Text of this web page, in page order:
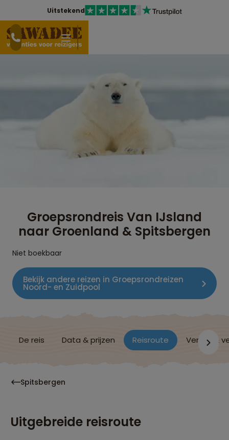
Uitstekend
Groepsrondreis Van IJsland
naar Groenland & Spitsbergen
Niet boekbaar
Bekijk andere reizen in Groepsrondreizen
Noord- en Zuidpool
De reis Data & prijzen Reisroute Verblijf &
Spitsbergen
Uitgebreide reisroute